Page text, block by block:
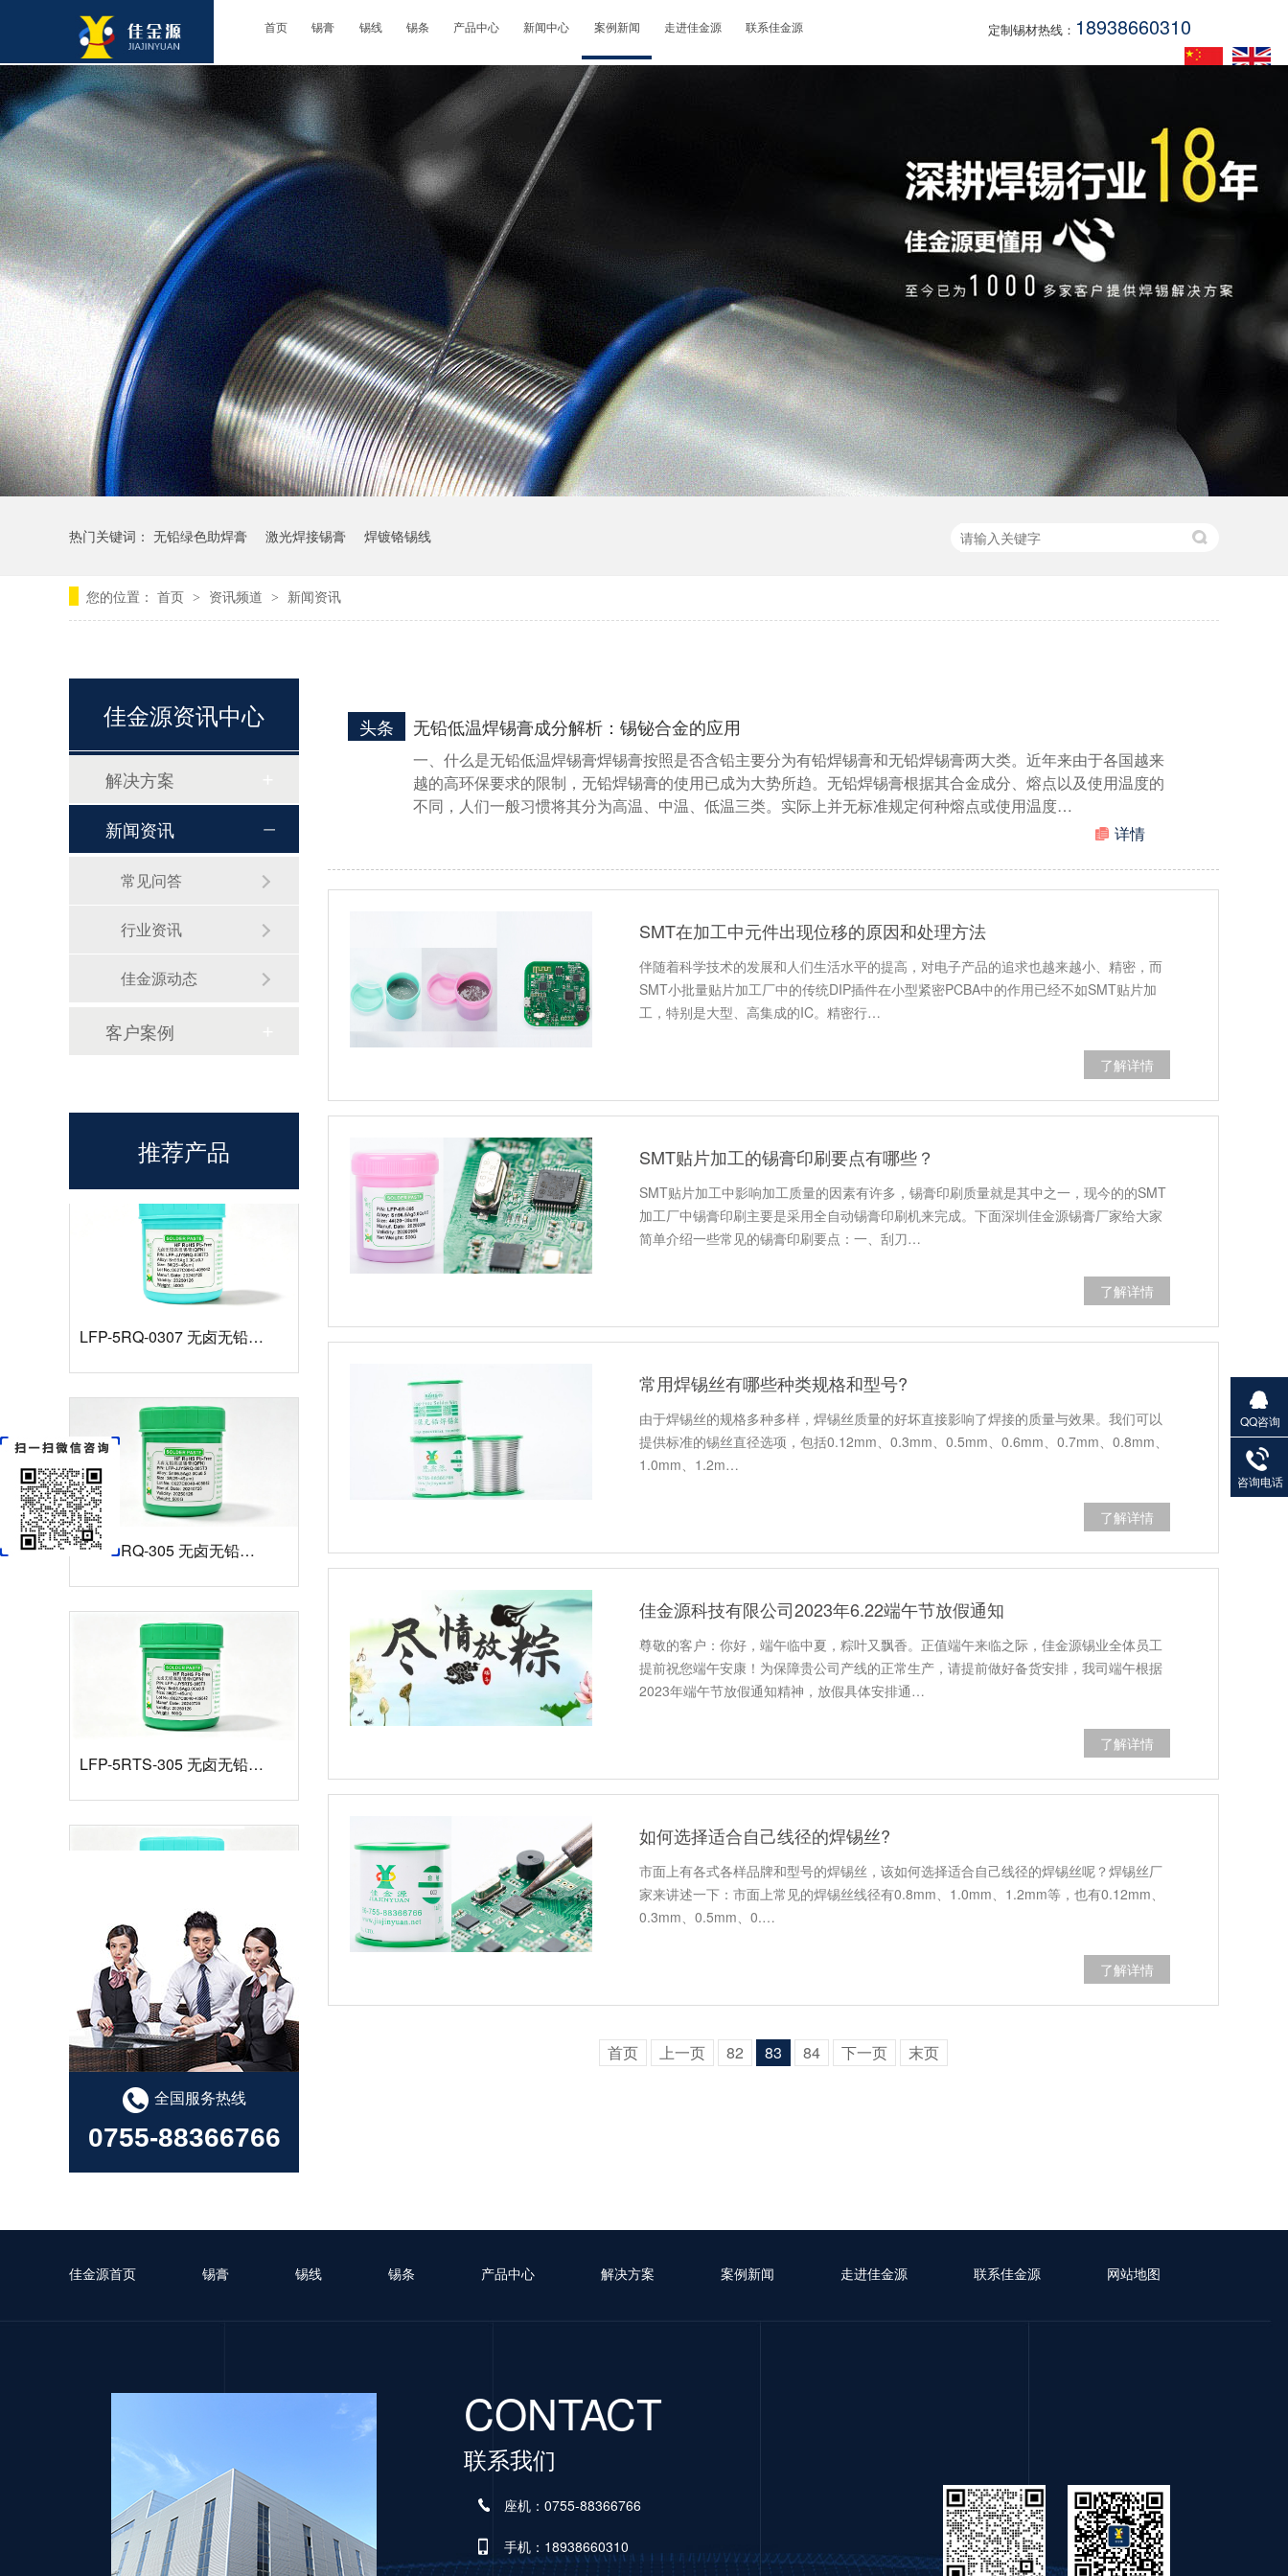
首页 锡膏 锡线 锡条 产品中心 新闻中心 案例新闻 走进佳金源 联系佳金源 定制锡材热线： 18938660310
热门关键词： 无铅绿色助焊膏 激光焊接锡膏 焊镀铬锡线
您的位置： 首页 > 资讯频道 > 新闻资讯
无铅低温焊锡膏成分解析：锡铋合金的应用
头条
一、什么是无铅低温焊锡膏焊锡膏按照是否含铅主要分为有铅焊锡膏和无铅焊锡膏两大类。近年来由于各国越来
越的高环保要求的限制，无铅焊锡膏的使用已成为大势所趋。无铅焊锡膏根据其合金成分、熔点以及使用温度的
不同，人们一般习惯将其分为高温、中温、低温三类。实际上并无标准规定何种熔点或使用温度…
详情
SMT在加工中元件出现位移的原因和处理方法
伴随着科学技术的发展和人们生活水平的提高，对电子产品的追求也越来越小、精密，而
SMT小批量贴片加工厂中的传统DIP插件在小型紧密PCBA中的作用已经不如SMT贴片加
工，特别是大型、高集成的IC。精密行…
了解详情
SMT贴片加工的锡膏印刷要点有哪些？
SMT贴片加工中影响加工质量的因素有许多，锡膏印刷质量就是其中之一，现今的的SMT
加工厂中锡膏印刷主要是采用全自动锡膏印刷机来完成。下面深圳佳金源锡膏厂家给大家
简单介绍一些常见的锡膏印刷要点：一、刮刀…
了解详情
常用焊锡丝有哪些种类规格和型号?
由于焊锡丝的规格多种多样，焊锡丝质量的好坏直接影响了焊接的质量与效果。我们可以
提供标准的锡丝直径选项，包括0.12mm、0.3mm、0.5mm、0.6mm、0.7mm、0.8mm、
1.0mm、1.2m…
了解详情
佳金源科技有限公司2023年6.22端午节放假通知
尊敬的客户：你好，端午临中夏，粽叶又飘香。正值端午来临之际，佳金源锡业全体员工
提前祝您端午安康！为保障贵公司产线的正常生产，请提前做好备货安排，我司端午根据
2023年端午节放假通知精神，放假具体安排通…
了解详情
如何选择适合自己线径的焊锡丝?
市面上有各式各样品牌和型号的焊锡丝，该如何选择适合自己线径的焊锡丝呢？焊锡丝厂
家来讲述一下：市面上常见的焊锡丝线径有0.8mm、1.0mm、1.2mm等，也有0.12mm、
0.3mm、0.5mm、0.…
了解详情
首页 上一页 82 83 84 下一页 末页
佳金源资讯中心
解决方案
新闻资讯
常见问答
行业资讯
佳金源动态
客户案例
推荐产品
LFP-5RQ-305 无卤无铅高温锡膏
LFP-5RTS-0307 无卤无铅高温锡膏
有铅锡膏选型指南
全国服务热线
0755-88366766
佳金源首页 锡膏 锡线 锡条 产品中心 解决方案 案例新闻 走进佳金源 联系佳金源 网站地图
CONTACT
联系我们
座机：0755-88366766
手机：18938660310
QQ咨询
27901383
82
咨询电话